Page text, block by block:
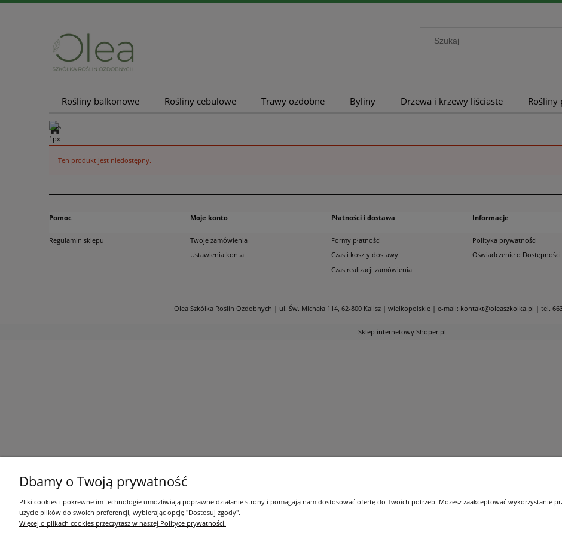
Rośliny balkonowe Rośliny cebulowe Trawy ozdobne Byliny Drzewa i krzewy liściaste Rośliny
Ten produkt jest niedostępny.
Pomoc
Regulamin sklepu
Moje konto
Twoje zamówienia
Ustawienia konta
Płatności i dostawa
Formy płatności
Czas i koszty dostawy
Czas realizacji zamówienia
Informacje
Polityka prywatności
Oświadczenie o Dostępności
Olea Szkółka Roślin Ozdobnych | ul. Św. Michała 114, 62-800 Kalisz | wielkopolskie | e-mail: kontakt@oleaszkolka.pl | tel.
Sklep internetowy Shoper.pl
Dbamy o Twoją prywatność
Pliki cookies i pokrewne im technologie umożliwiają poprawne działanie strony i pomagają nam dostosować ofertę do Twoich potrzeb. Możesz zaakceptować wykorzystanie
użycie plików do swoich preferencji, wybierając opcję "Dostosuj zgody".
Więcej o plikach cookies przeczytasz w naszej Polityce prywatności.